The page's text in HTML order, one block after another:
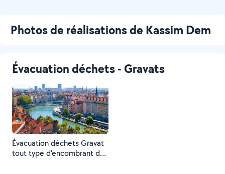
Photos de réalisations de Kassim Dem
Évacuation déchets - Gravats
Évacuation déchets Gravat
tout type d'encombrant de